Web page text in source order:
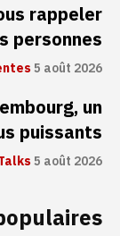
rappeler
personnes
5 août 2026
un
puissants
5 août 2026